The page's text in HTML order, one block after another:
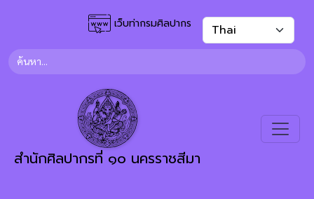
เว็บท่ากรมศิลปากร
สำนักศิลปากรที่ ๑๐ นครราชสีมา